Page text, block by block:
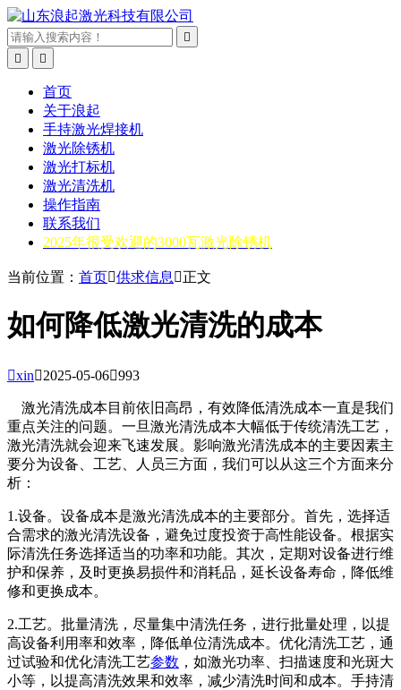



首页
关于浪起
手持激光焊接机
激光除锈机
激光打标机
激光清洗机
操作指南
联系我们
2025年很受欢迎的3000瓦激光除锈机
当前位置： 首页供求信息 正文
如何降低激光清洗的成本
xin2025-05-06993
激光清洗成本目前依旧高昂，有效降低清洗成本一直是我们
重点关注的问题。一旦激光清洗成本大幅低于传统清洗工艺，
激光清洗就会迎来飞速发展。影响激光清洗成本的主要因素主
要分为设备、工艺、人员三方面，我们可以从这三个方面来分
析：
1.设备。设备成本是激光清洗成本的主要部分。首先，选择适
合需求的激光清洗设备，避免过度投资于高性能设备。根据实
际清洗任务选择适当的功率和功能。其次，定期对设备进行维
护和保养，及时更换易损件和消耗品，延长设备寿命，降低维
修和更换成本。
2.工艺。批量清洗，尽量集中清洗任务，进行批量处理，以提
高设备利用率和效率，降低单位清洗成本。优化清洗工艺，通
过试验和优化清洗工艺参数 ，如激光功率、扫描速度和光斑大
小等，以提高清洗效果和效率，减少清洗时间和成本。手持清